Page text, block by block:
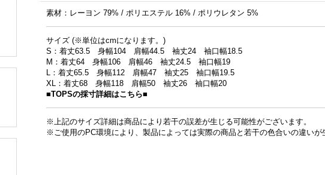
素材：レーヨン 79% / ポリエステル 16% / ポリウレタン 5%
サイズ (※単位はcmになります。)
S：着丈63.5 身幅104 肩幅44.5 袖丈24 袖口幅18.5
M：着丈64 身幅106 肩幅46 袖丈24.5 袖口幅19
L：着丈65.5 身幅112 肩幅47 袖丈25 袖口幅19.5
XL：着丈68 身幅118 肩幅50 袖丈26 袖口幅20
■TOPSの採寸詳細はこちら■
※上記のサイズ詳細は商品により若干の誤差が生じる可能性がございます。
※ご使用のPC環境により、製品によっては実際の商品と若干の色合いの違いが